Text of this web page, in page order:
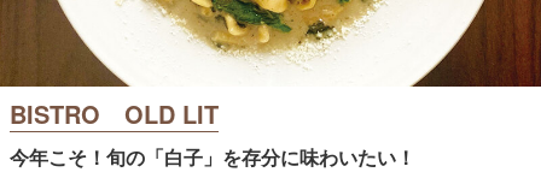
BISTRO OLD LIT
今年こそ！旬の「白子」を存分に味わいたい！